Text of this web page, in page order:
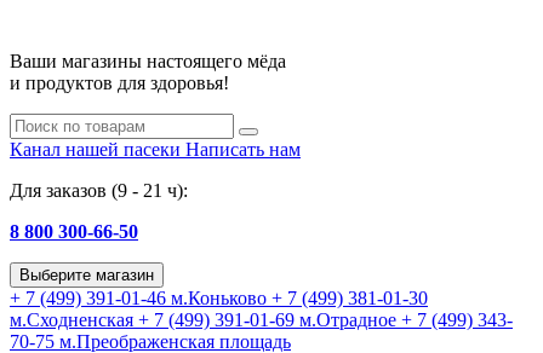
Ваши магазины настоящего мёда
и продуктов для здоровья!
Канал нашей пасеки Написать нам
Для заказов (9 - 21 ч):
8 800 300-66-50
Выберите магазин
+ 7 (499) 391-01-46 м.Коньково + 7 (499) 381-01-30
м.Сходненская + 7 (499) 391-01-69 м.Отрадное + 7 (499) 343-
70-75 м.Преображенская площадь